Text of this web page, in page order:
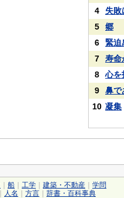
4
失敗
5
郷
6
緊迫
7
寿命
8
心を
9
鼻で
10 凝集
船 工学 建築・不動産
学問
人名 方言 辞書・百科事典